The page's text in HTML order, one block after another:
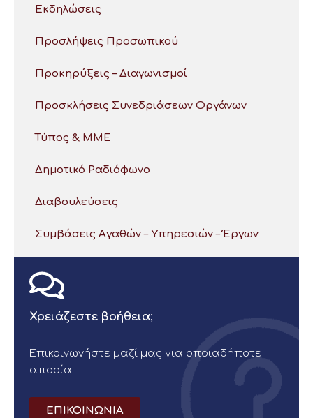
Εκδηλώσεις
Προσλήψεις Προσωπικού
Προκηρύξεις – Διαγωνισμοί
Προσκλήσεις Συνεδριάσεων Οργάνων
Τύπος & ΜΜΕ
Δημοτικό Ραδιόφωνο
Διαβουλεύσεις
Συμβάσεις Αγαθών – Υπηρεσιών – Έργων
Χρειάζεστε βοήθεια;
Επικοινωνήστε μαζί μας για οποιαδήποτε
απορία
ΕΠΙΚΟΙΝΩΝΙΑ